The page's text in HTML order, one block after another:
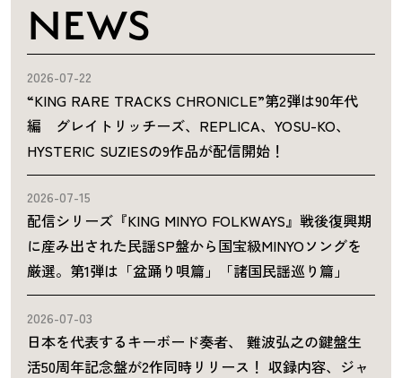
NEWS
2026-07-22
“KING RARE TRACKS CHRONICLE”第2弾は90年代
編 グレイトリッチーズ、REPLICA、YOSU-KO、
HYSTERIC SUZIESの9作品が配信開始！
2026-07-15
配信シリーズ『KING MINYO FOLKWAYS』戦後復興期
に産み出された民謡SP盤から国宝級MINYOソングを
厳選。第1弾は「盆踊り唄篇」「諸国民謡巡り篇」
2026-07-03
日本を代表するキーボード奏者、 難波弘之の鍵盤生
活50周年記念盤が2作同時リリース！ 収録内容、ジャ